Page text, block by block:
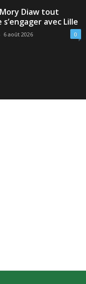
Diaw tout
avec Lille
6 août 2026 0